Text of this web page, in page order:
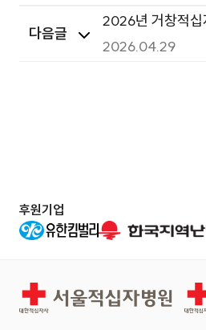
다음글
2026년 거창적십
프 구매 입찰
2026.04.29
후원기업
서울적십자병원 인